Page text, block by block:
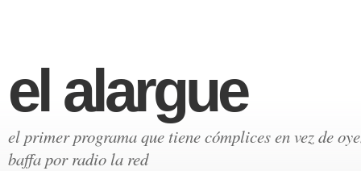
el alargue
el primer programa que tiene cómplices en vez de
baffa por radio la red